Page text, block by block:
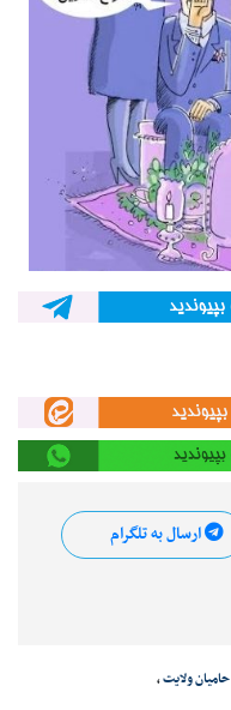
ارسال به تلگرام
حامیان ولایت،